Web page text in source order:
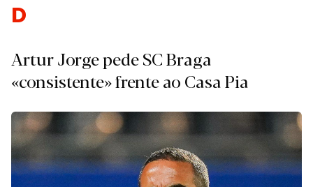
Desporto.
Artur Jorge pede SC Braga
«consistente» frente ao Casa Pia